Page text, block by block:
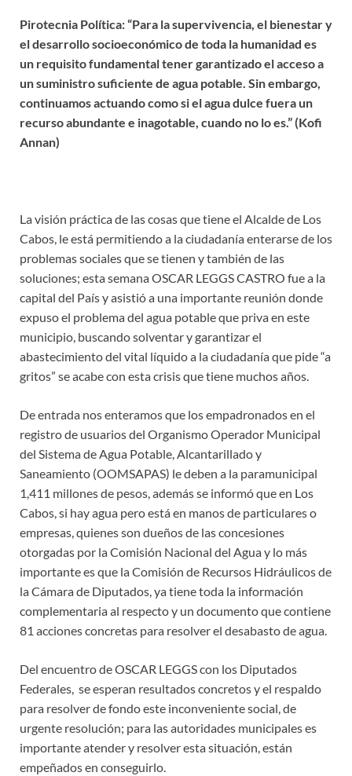
Pirotecnia Política: “Para la supervivencia, el bienestar y
el desarrollo socioeconómico de toda la humanidad es
un requisito fundamental tener garantizado el acceso a
un suministro suficiente de agua potable. Sin embargo,
continuamos actuando como si el agua dulce fuera un
recurso abundante e inagotable, cuando no lo es.” (Kofi
Annan)
La visión práctica de las cosas que tiene el Alcalde de Los
Cabos, le está permitiendo a la ciudadanía enterarse de los
problemas sociales que se tienen y también de las
soluciones; esta semana OSCAR LEGGS CASTRO fue a la
capital del País y asistió a una importante reunión donde
expuso el problema del agua potable que priva en este
municipio, buscando solventar y garantizar el
abastecimiento del vital líquido a la ciudadanía que pide “a
gritos” se acabe con esta crisis que tiene muchos años.
De entrada nos enteramos que los empadronados en el
registro de usuarios del Organismo Operador Municipal
del Sistema de Agua Potable, Alcantarillado y
Saneamiento (OOMSAPAS) le deben a la paramunicipal
1,411 millones de pesos, además se informó que en Los
Cabos, si hay agua pero está en manos de particulares o
empresas, quienes son dueños de las concesiones
otorgadas por la Comisión Nacional del Agua y lo más
importante es que la Comisión de Recursos Hidráulicos de
la Cámara de Diputados, ya tiene toda la información
complementaria al respecto y un documento que contiene
81 acciones concretas para resolver el desabasto de agua.
Del encuentro de OSCAR LEGGS con los Diputados
Federales, se esperan resultados concretos y el respaldo
para resolver de fondo este inconveniente social, de
urgente resolución; para las autoridades municipales es
importante atender y resolver esta situación, están
empeñados en conseguirlo.